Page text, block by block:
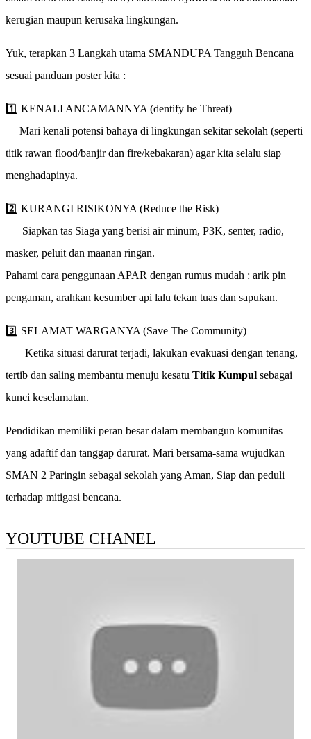
kerugian maupun kerusaka lingkungan.
Yuk, terapkan 3 Langkah utama SMANDUPA Tangguh Bencana
sesuai panduan poster kita :
1️⃣ KENALI ANCAMANNYA (dentify he Threat)
Mari kenali potensi bahaya di lingkungan sekitar sekolah (seperti
titik rawan flood/banjir dan fire/kebakaran) agar kita selalu siap
menghadapinya.
2️⃣ KURANGI RISIKONYA (Reduce the Risk)
Siapkan tas Siaga yang berisi air minum, P3K, senter, radio,
masker, peluit dan maanan ringan.
Pahami cara penggunaan APAR dengan rumus mudah : arik pin
pengaman, arahkan kesumber api lalu tekan tuas dan sapukan.
3️⃣ SELAMAT WARGANYA (Save The Community)
Ketika situasi darurat terjadi, lakukan evakuasi dengan tenang,
tertib dan saling membantu menuju kesatu Titik Kumpul sebagai
kunci keselamatan.
Pendidikan memiliki peran besar dalam membangun komunitas
yang adaftif dan tanggap darurat. Mari bersama-sama wujudkan
SMAN 2 Paringin sebagai sekolah yang Aman, Siap dan peduli
terhadap mitigasi bencana.
YOUTUBE CHANEL